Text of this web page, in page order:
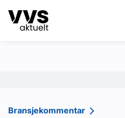
Kategorier
Sanitær
Bransjekommentar